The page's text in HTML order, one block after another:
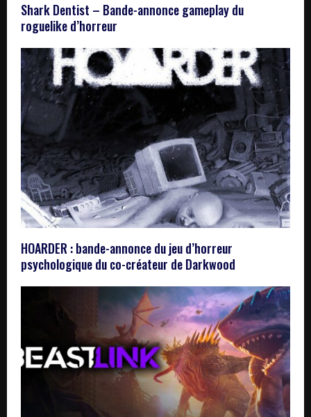
Shark Dentist – Bande-annonce gameplay du
roguelike d’horreur
HOARDER : bande-annonce du jeu d’horreur
psychologique du co-créateur de Darkwood